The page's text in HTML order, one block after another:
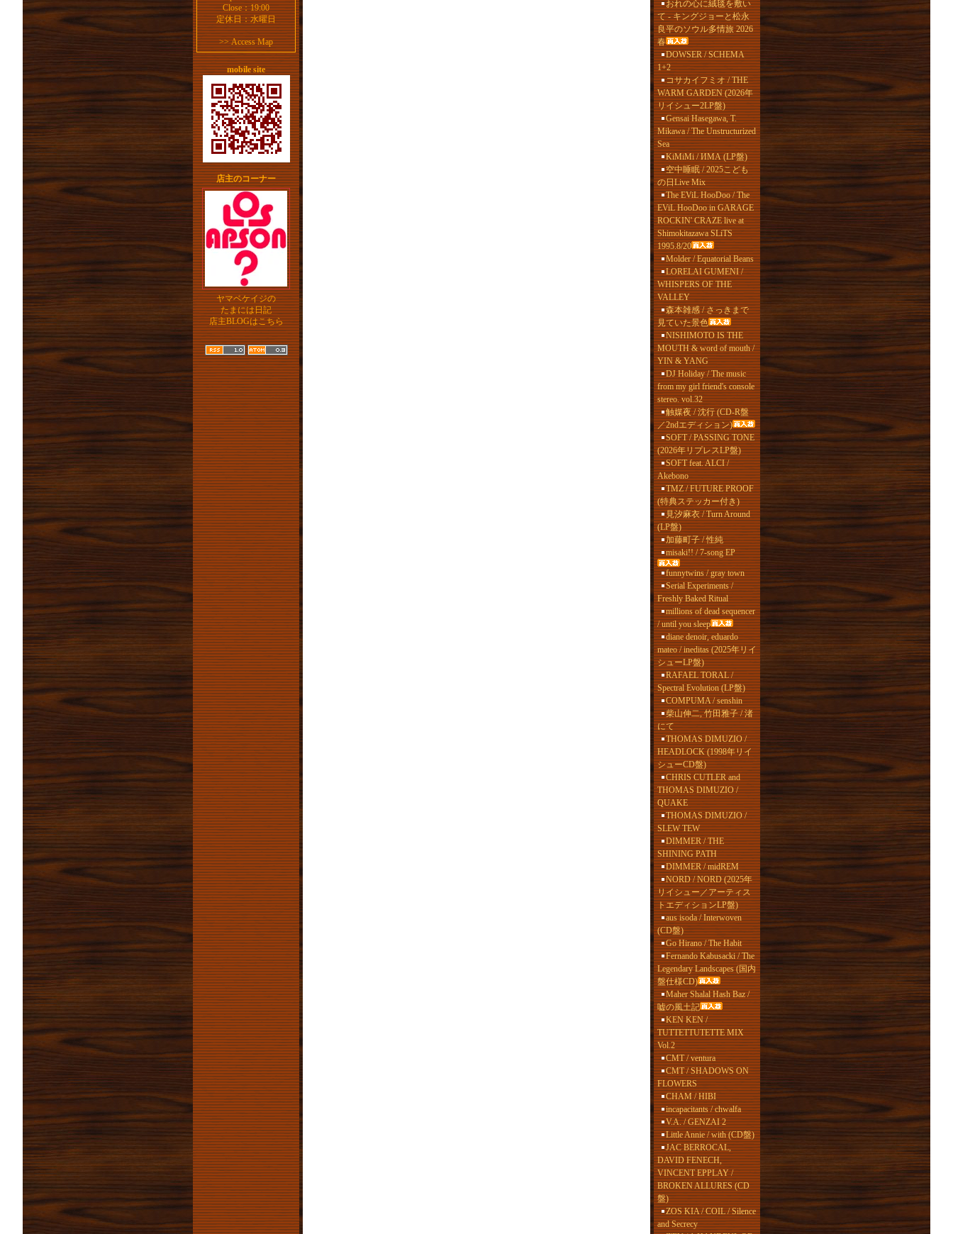
Close：19:00
定休日：水曜日
>>Access Map
mobile site
店主のコーナー
ヤマベケイジの
たまには日記
店主BLOGはこちら
おれの心に絨毯を敷い
て - キングジョーと松永
良平のソウル多情旅 2026
春
DOWSER / SCHEMA
1+2
コサカイフミオ / THE
WARM GARDEN (2026年
リイシュー2LP盤)
Gensai Hasegawa, T.
Mikawa / The Unstructurized
Sea
KiMiMi / ИМА (LP盤)
空中睡眠 / 2025こども
の日Live Mix
The EViL HooDoo / The
EViL HooDoo in GARAGE
ROCKIN' CRAZE live at
Shimokitazawa SLiTS
1995.8/20
Molder / Equatorial Beans
LORELAI GUMENI /
WHISPERS OF THE
VALLEY
森本雑感 / さっきまで
見ていた景色
NISHIMOTO IS THE
MOUTH & word of mouth /
YIN & YANG
DJ Holiday / The music
from my girl friend's console
stereo. vol.32
触媒夜 / 沈行 (CD-R盤
／2ndエディション)
SOFT / PASSING TONE
(2026年リプレスLP盤)
SOFT feat. ALCI /
Akebono
TMZ / FUTURE PROOF
(特典ステッカー付き)
見汐麻衣 / Turn Around
(LP盤)
加藤町子 / 性純
misaki!! / 7-song EP
funnytwins / gray town
Serial Experiments /
Freshly Baked Ritual
millions of dead sequencer
/ until you sleep
diane denoir, eduardo
mateo / ineditas (2025年リイ
シューLP盤)
RAFAEL TORAL /
Spectral Evolution (LP盤)
COMPUMA / senshin
柴山伸二, 竹田雅子 / 渚
にて
THOMAS DIMUZIO /
HEADLOCK (1998年リイ
シューCD盤)
CHRIS CUTLER and
THOMAS DIMUZIO /
QUAKE
THOMAS DIMUZIO /
SLEW TEW
DIMMER / THE
SHINING PATH
DIMMER / midREM
NORD / NORD (2025年
リイシュー／アーティス
トエディションLP盤)
aus isoda / Interwoven
(CD盤)
Go Hirano / The Habit
Fernando Kabusacki / The
Legendary Landscapes (国内
盤仕様CD)
Maher Shalal Hash Baz /
嘘の風土記
KEN KEN /
TUTTETTUTETTE MIX
Vol.2
CMT / ventura
CMT / SHADOWS ON
FLOWERS
CHAM / HIBI
incapacitants / chwalfa
V.A. / GENZAI 2
Little Annie / with (CD盤)
JAC BERROCAL,
DAVID FENECH,
VINCENT EPPLAY /
BROKEN ALLURES (CD
盤)
ZOS KIA / COIL / Silence
and Secrecy